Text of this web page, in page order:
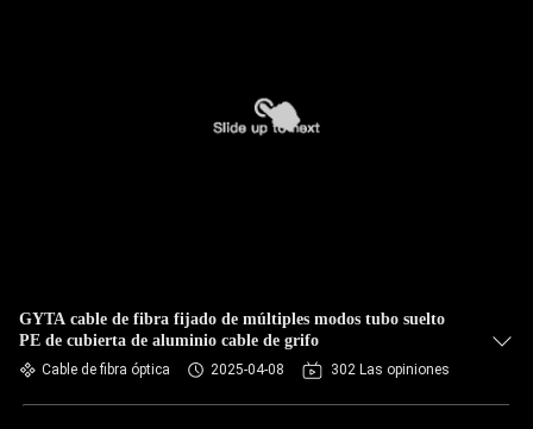
GYTA cable de fibra fijado de múltiples modos tubo suelto
PE de cubierta de aluminio cable de grifo
Cable de fibra óptica 2025-04-08 302 Las opiniones